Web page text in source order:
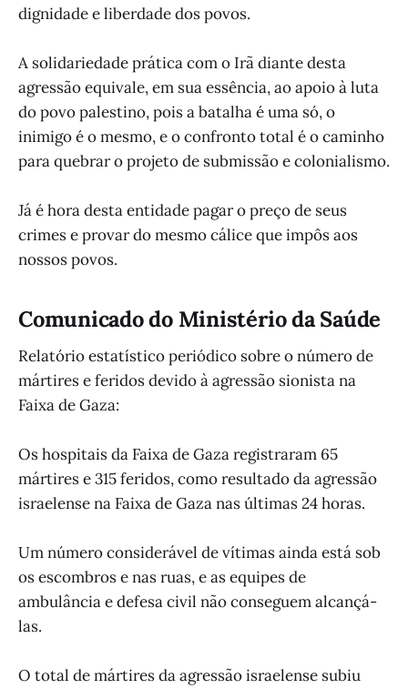
dignidade e liberdade dos povos.
A solidariedade prática com o Irã diante desta
agressão equivale, em sua essência, ao apoio à luta
do povo palestino, pois a batalha é uma só, o
inimigo é o mesmo, e o confronto total é o caminho
para quebrar o projeto de submissão e colonialismo.
Já é hora desta entidade pagar o preço de seus
crimes e provar do mesmo cálice que impôs aos
nossos povos.
Comunicado do Ministério da Saúde
Relatório estatístico periódico sobre o número de
mártires e feridos devido à agressão sionista na
Faixa de Gaza:
Os hospitais da Faixa de Gaza registraram 65
mártires e 315 feridos, como resultado da agressão
israelense na Faixa de Gaza nas últimas 24 horas.
Um número considerável de vítimas ainda está sob
os escombros e nas ruas, e as equipes de
ambulância e defesa civil não conseguem alcançá-
las.
O total de mártires da agressão israelense subiu